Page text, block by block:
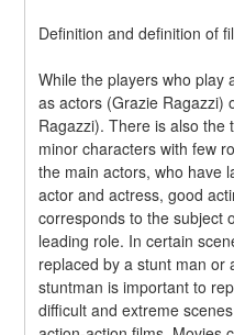
Definition and definition of
While the players who play
as actors (Grazie Ragazzi)
Ragazzi). There is also
minor characters with few
the main actors, who have
actor and actress, good
corresponds to the subject
leading role. In certain
replaced by a stunt man or
stuntman is important to
difficult and extreme